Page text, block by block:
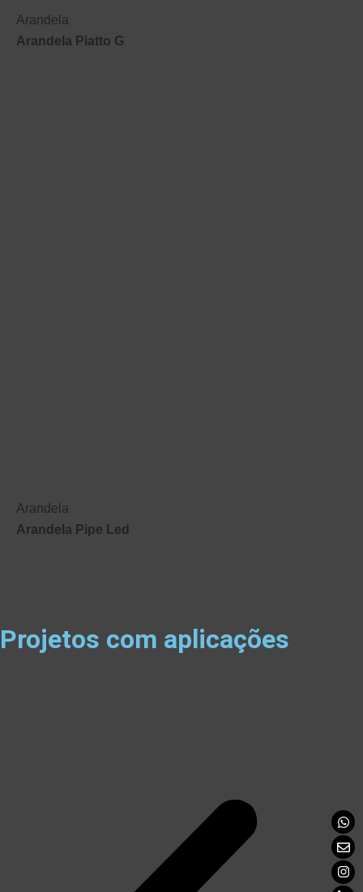
Arandela
Arandela Piatto G
Arandela
Arandela Pipe Led
Projetos com aplicações